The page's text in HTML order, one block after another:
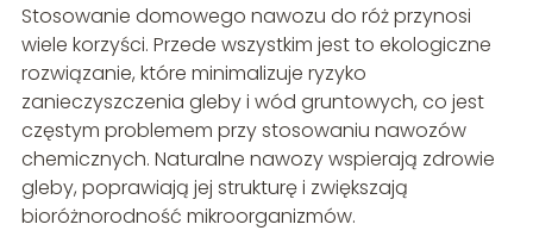
Stosowanie domowego nawozu do róż przynosi
wiele korzyści. Przede wszystkim jest to ekologiczne
rozwiązanie, które minimalizuje ryzyko
zanieczyszczenia gleby i wód gruntowych, co jest
częstym problemem przy stosowaniu nawozów
chemicznych. Naturalne nawozy wspierają zdrowie
gleby, poprawiają jej strukturę i zwiększają
bioróżnorodność mikroorganizmów.